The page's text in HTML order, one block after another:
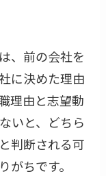
、前の会社を
に決めた理由
理由と志望動
いと、どちら
判断される可
がちです。